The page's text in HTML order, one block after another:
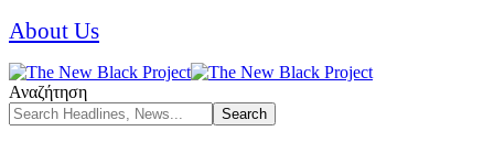
About Us
Αναζήτηση